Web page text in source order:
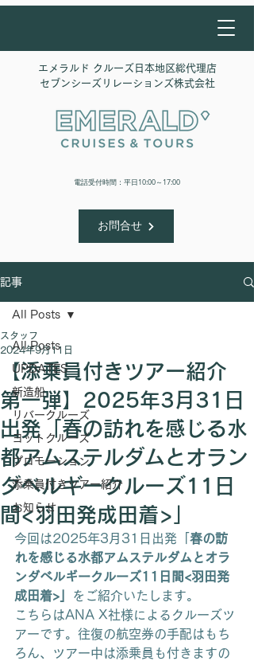
エメラルド クルーズ日本地区総代理店
​セブンシーズリレーションズ株式会社
​電話受付時間：平日10:00～17:00
お問合せ
記事
All Posts
UPDATES
新造船
リバークルーズ
ヨットクルーズ
プロモーション
添乗員付きツアー紹介
お知らせ
All Posts
【添乗員付きツアー紹介
第一弾】2025年3月31日
出発「春の訪れを感じる水
都アムステルダムとオラン
ダベルギークルーズ11日
間<羽田発成田着>」
スタッフ
2024年9月11日
今回は2025年3月31日出発「 春の訪
れを感じる水都アムステルダムとオラ
ンダベルギークルーズ11日間<羽田発
成田着>」
をご紹介いたします。
こちらはANA X社様によるクルーズツ
アーです。往復の航空券の手配はもち
ろん、
ツアー中は添乗員も付きますの